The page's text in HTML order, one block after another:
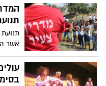
₪. על
עם
אשר
בעיר
תשע"ה